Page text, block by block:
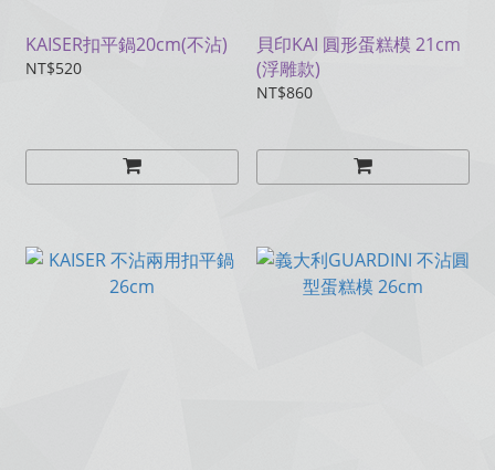
KAISER扣平鍋20cm(不沾)
NT$520
貝印KAI 圓形蛋糕模 21cm
(浮雕款)
NT$860